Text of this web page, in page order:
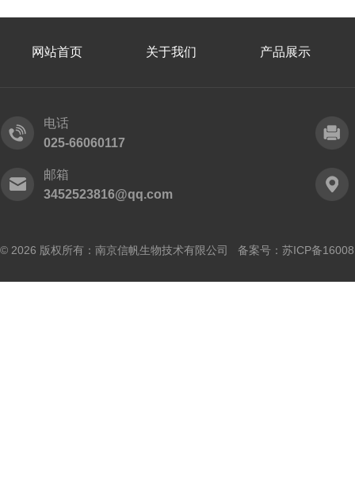
网站首页 关于我们 产品展示
电话
025-66060117
邮箱
3452523816@qq.com
© 2026 版权所有：南京信帆生物技术有限公司 备案号： 苏ICP备